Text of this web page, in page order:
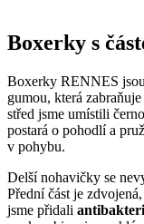
Boxerky s
Boxerky RENNES
gumou, která
střed jsme umístili
postará o pohodlí a
v pohybu.
Delší nohavičky se
Přední část je
jsme přidali